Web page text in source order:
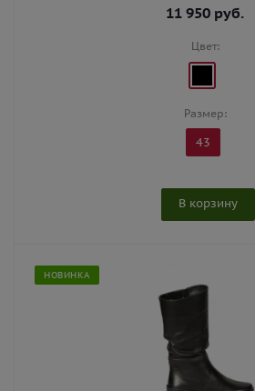
11 950 руб.
Цвет:
Размер:
43
В корзину
НОВИНКА